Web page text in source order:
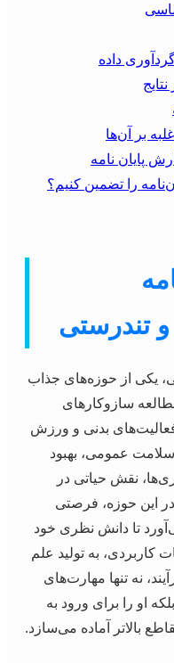
داده
بر آن‌ها
پایان نامه
را تضمین کنیم؟
تندرستی
یکی از حوزه‌های جذاب
سازوکارهای
فعالیت‌های بدنی و ورزش
سلامت عمومی، بهبود
نقش حیاتی در
در این حوزه، فرصتی
تا دانش نظری خود
کاربردی، به تولید علم
نه تنها مهارت‌های
او را برای ورود به
بالاتر آماده می‌سازد.